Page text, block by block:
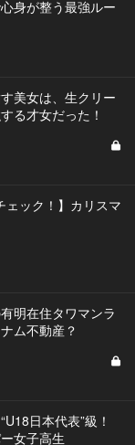
身が整う最強ルー
美女は、生クリー
る才女だった！
ェック！】カリスマ
明在住タワマンラ
ム不動産？
日本代表”級！
女子高生